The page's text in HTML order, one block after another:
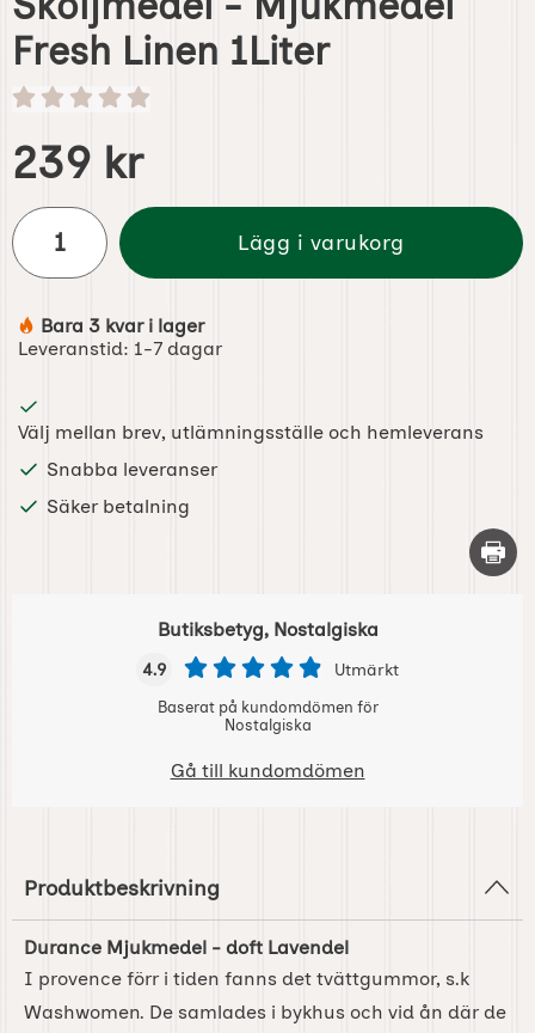
Fresh Linen 1Liter
Handla denna produkt Sköljmedel - Mjukmedel Fresh
pris
239 kr
antal
Lägg i varukorg
Tillgänglighet:
Bara 3 kvar i lager
Leveranstid: 1-7 dagar
Välj mellan brev, utlämningsställe och hemleverans
Snabba leveranser
Säker betalning
Skriv
Butiksbetyg, Nostalgiska
4.9 Utmärkt
Baserat på kundomdömen för
Nostalgiska
Gå till kundomdömen
Produktbeskrivning
Durance Mjukmedel - doft Lavendel
I provence förr i tiden fanns det tvättgummor, s.k
Washwomen. De samlades i bykhus och vid ån där de